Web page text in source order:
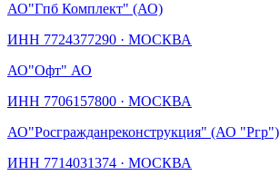
АО"Гпб Комплект" (АО)
ИНН 7724377290 · МОСКВА
АО"Офт" АО
ИНН 7706157800 · МОСКВА
АО"Росгражданреконструкция" (АО "Ргр")
ИНН 7714031374 · МОСКВА